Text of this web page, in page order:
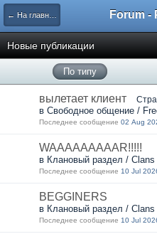
← На главную
Новые публикации
По типу
вылетает клиент
в Свободное общение /
Последнее сообщение 02 Aug
WAAAAAAAAAR!!!!!
в Клановый раздел / Clans
Последнее сообщение 10 Jul
BEGGINERS
в Клановый раздел / Clans
Последнее сообщение 10 Jul